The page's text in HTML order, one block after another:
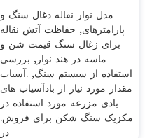
مدل نوار نقاله ذغال سنگ و
پارامترهای, حفاظت آتش نقاله
برای زغال سنگ قیمت شن و
ماسه در هند نوار, بررسی
استفاده از سیستم سنگ, .آسیاب
مقدار مورد نیاز از بادآسیاب های
بادی مزرعه مورد استفاده در
مکزیک سنگ شکن برای فروش.
در